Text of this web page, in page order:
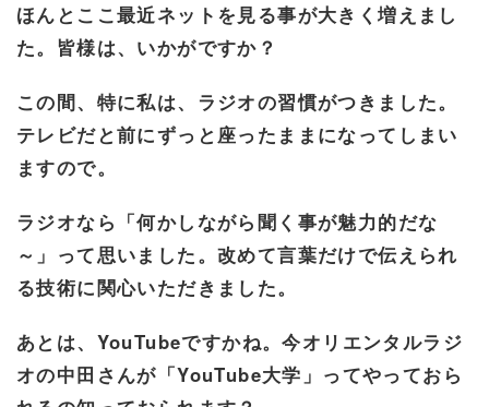
ほんとここ最近ネットを見る事が大きく増えまし
た。皆様は、いかがですか？
この間、特に私は、ラジオの習慣がつきました。
テレビだと前にずっと座ったままになってしまい
ますので。
ラジオなら「何かしながら聞く事が魅力的だな
～」って思いました。改めて言葉だけで伝えられ
る技術に関心いただきました。
あとは、YouTubeですかね。今オリエンタルラジ
オの中田さんが「YouTube大学」ってやっておら